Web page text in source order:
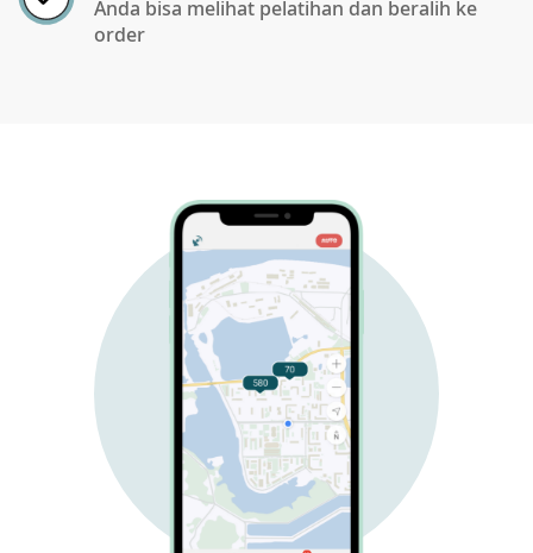
Anda bisa melihat pelatihan dan beralih ke
order